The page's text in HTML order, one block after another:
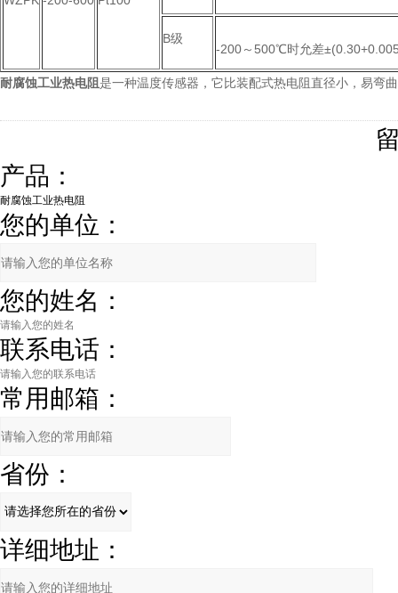
B级
-200～500℃时允差
耐腐蚀工业热电阻是一种温度传感器，它比装配式热电阻直径小，易弯
产品：
您的单位：
您的姓名：
联系电话：
常用邮箱：
省份：
详细地址：